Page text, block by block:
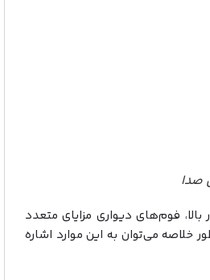
فوم‌های دیواری مزایای متعدد
خلاصه می‌توان به این موارد اشاره